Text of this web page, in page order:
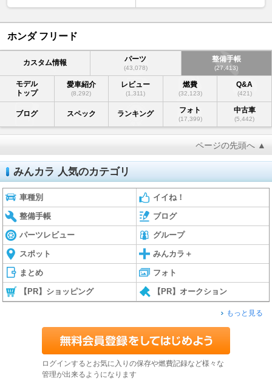
ホンダ フリード
カスタム情報 パーツ
(43,078)
整備手帳
(27,413)
モデル
トップ
愛車紹介
(8,292)
レビュー
(1,311)
燃費
(32,123)
Q&A
(421)
ブログ スペック ランキング フォト
(17,399)
中古車
(5,442)
ページの先頭へ ▲
みんカラ 人気のカテゴリ
車種別 イイね！
整備手帳 ブログ
パーツレビュー グループ
スポット みんカラ＋
まとめ フォト
【PR】ショッピング 【PR】オークション
もっと見る
ログインするとお気に入りの保存や燃費記録など様々な
管理が出来るようになります